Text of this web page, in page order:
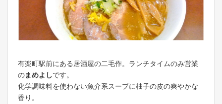
有楽町駅前にある居酒屋の二毛作。ランチタイムのみ営業
の まめよしです。
化学調味料を使わない魚介系スープに柚子の皮の爽やかな
香り。